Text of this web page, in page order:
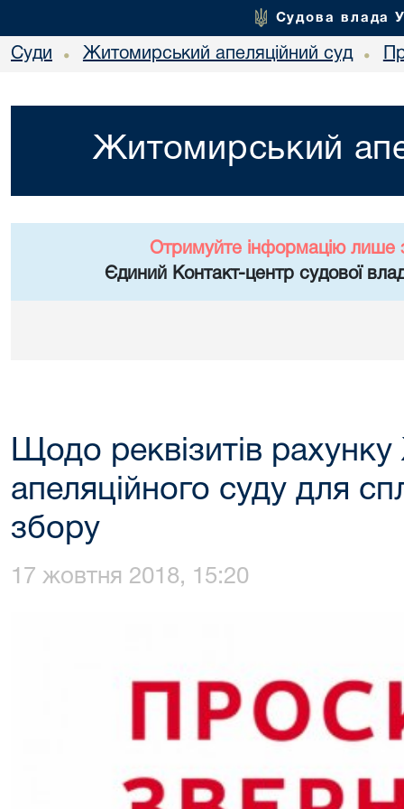
Судова влада
Суди • Житомирський апеляційний суд •
Житомирський
Отримуйте інформацію лише
Єдиний Контакт-центр судової
Щодо реквізитів
апеляційного суду для
збору
17 жовтня 2018, 15:20